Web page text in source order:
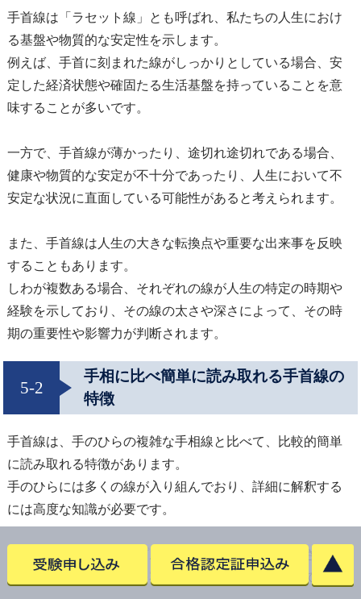
手首線は「ラセット線」とも呼ばれ、私たちの人生におけ
る基盤や物質的な安定性を示します。
例えば、手首に刻まれた線がしっかりとしている場合、安
定した経済状態や確固たる生活基盤を持っていることを意
味することが多いです。
一方で、手首線が薄かったり、途切れ途切れである場合、
健康や物質的な安定が不十分であったり、人生において不
安定な状況に直面している可能性があると考えられます。
また、手首線は人生の大きな転換点や重要な出来事を反映
することもあります。
しわが複数ある場合、それぞれの線が人生の特定の時期や
経験を示しており、その線の太さや深さによって、その時
期の重要性や影響力が判断されます。
5-2
手相に比べ簡単に読み取れる手首線の
特徴
手首線は、手のひらの複雑な手相線と比べて、比較的簡単
に読み取れる特徴があります。
手のひらには多くの線が入り組んでおり、詳細に解釈する
には高度な知識が必要です。
しかし、手首線はシンプルな形状であり、本数や太さ、深
さを基に基本的な情報を容易に引き出すことが可能です。